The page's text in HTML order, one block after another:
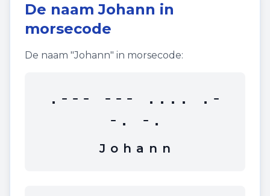
De naamJohann in
morsecode
De naam "Johann" in morsecode:
.--- --- .... .-
-. -.
J o h a n n